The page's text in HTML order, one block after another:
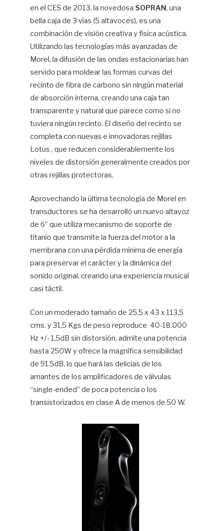
en el CES de 2013, la novedosa SOPRAN, una
bella caja de 3 vías (5 altavoces), es una
combinación de visión creativa y física acústica.
Utilizando las tecnologías más avanzadas de
Morel, la difusión de las ondas estacionarias han
servido para moldear las formas curvas del
recinto de fibra de carbono sin ningún material
de absorción interna, creando una caja tan
transparente y natural que parece como si no
tuviera ningún recinto. El diseño del recinto se
completa con nuevas e innovadoras rejillas
Lotus , que reducen considerablemente los
niveles de distorsión generalmente creados por
otras rejillas protectoras.
Aprovechando la última tecnología de Morel en
transductores se ha desarrolló un nuevo altavoz
de 6” que utiliza mecanismo de soporte de
titanio que transmite la fuerza del motor a la
membrana con una pérdida mínima de energía
para preservar el carácter y la dinámica del
sonido original, creando una experiencia musical
casi táctil.
Con un moderado tamaño de 25,5 x 43 x 113,5
cms. y 31,5 Kgs de peso reproduce 40-18.000
Hz +/- 1,5dB sin distorsión, admite una potencia
hasta 250W y ofrece la magnífica sensibilidad
de 91.5dB, lo que hará las delicias de los
amantes de los amplificadores de válvulas
“single-ended” de poca potencia o los
transistorizados en clase A de menos de 50 W.